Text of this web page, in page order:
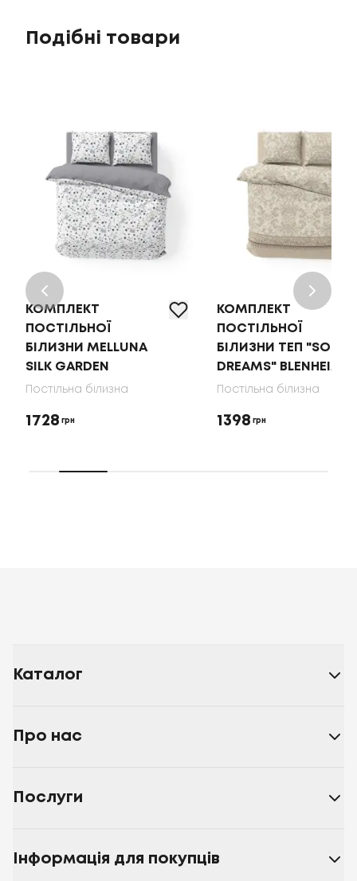
Подібні товари
КОМПЛЕКТ
ПОСТІЛЬНОЇ
БІЛИЗНИ MELLUNA
SILK GARDEN
Постільна білизна
1728 грн
КОМПЛЕКТ
ПОСТІЛЬНОЇ
БІЛИЗНИ ТЕП "SOFT
DREAMS" BLENHEIM
Постільна білизна
1398 грн
Каталог
Про нас
Послуги
Інформація для покупців